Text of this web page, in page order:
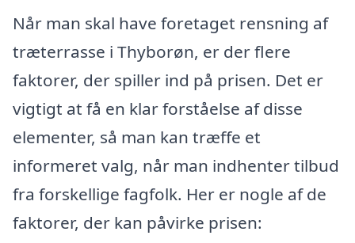
Når man skal have foretaget rensning af
træterrasse i Thyborøn, er der flere
faktorer, der spiller ind på prisen. Det er
vigtigt at få en klar forståelse af disse
elementer, så man kan træffe et
informeret valg, når man indhenter tilbud
fra forskellige fagfolk. Her er nogle af de
faktorer, der kan påvirke prisen: